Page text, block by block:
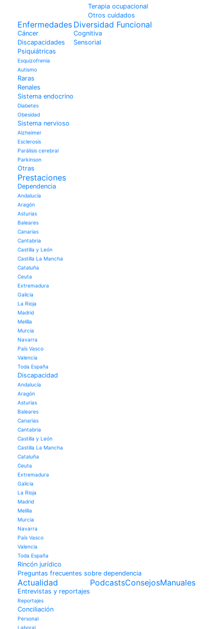
Terapia ocupacional
Otros cuidados
Enfermedades
Cáncer
Discapacidades
Psiquiátricas
Esquizofrenia
Autismo
Raras
Renales
Sistema endocrino
Diabetes
Obesidad
Sistema nervioso
Alzheimer
Esclerosis
Parálisis cerebral
Parkinson
Otras
Diversidad Funcional
Cognitiva
Sensorial
Prestaciones
Dependencia
Andalucía
Aragón
Asturias
Baleares
Canarias
Cantabria
Castilla y León
Castilla La Mancha
Cataluña
Ceuta
Extremadura
Galicia
La Rioja
Madrid
Melilla
Murcia
Navarra
País Vasco
Valencia
Toda España
Discapacidad
Andalucía
Aragón
Asturias
Baleares
Canarias
Cantabria
Castilla y León
Castilla La Mancha
Cataluña
Ceuta
Extremadura
Galicia
La Rioja
Madrid
Melilla
Murcia
Navarra
País Vasco
Valencia
Toda España
Rincón jurídico
Preguntas frecuentes sobre dependencia
Actualidad
Entrevistas y reportajes
Reportajes
Conciliación
Personal
Laboral
PodcastsConsejosManuales